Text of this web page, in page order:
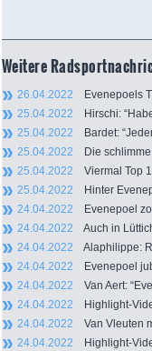
Weitere
26.04.2022 Evenepoels
25.04.2022 Hirschi:
25.04.2022 Bardet:
25.04.2022 Die schlimme
25.04.2022 Viermal Top
25.04.2022 Hinter
24.04.2022 Evenepoel
24.04.2022 Auch in
24.04.2022 Alaphilippe:
24.04.2022 Evenepoel
24.04.2022 Van Aert:
24.04.2022 Highlight-
24.04.2022 Van Vleuten
24.04.2022 Highlight-